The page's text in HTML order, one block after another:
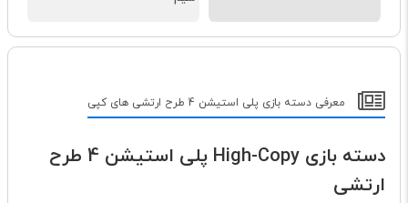
معرفی دسته بازی پلی استیشن 4 طرح ارتشی های کپی
دسته بازی High-Copy پلی استیشن 4 طرح
ارتشی